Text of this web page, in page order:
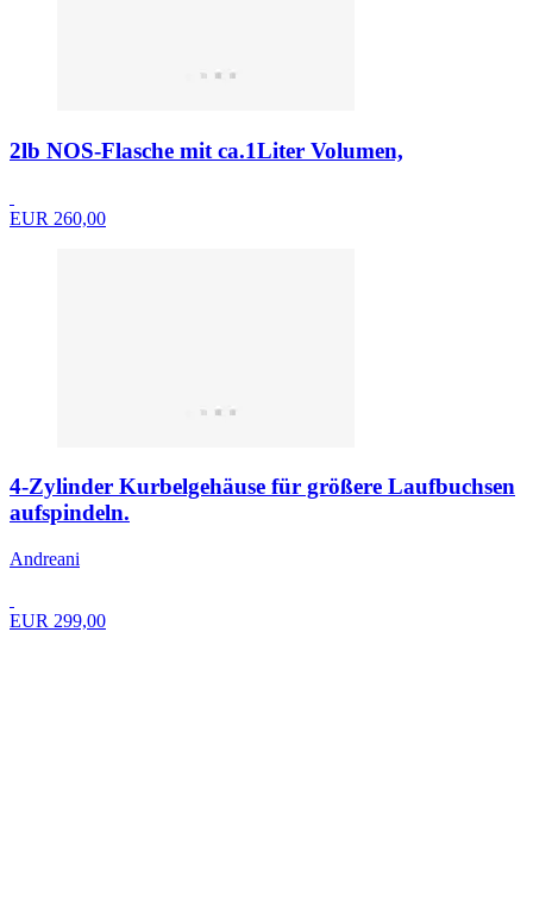
2lb NOS-Flasche mit ca.1Liter Volumen,
EUR 260,00
4-Zylinder Kurbelgehäuse für größere Laufbuchsen
aufspindeln.
Andreani
EUR 299,00